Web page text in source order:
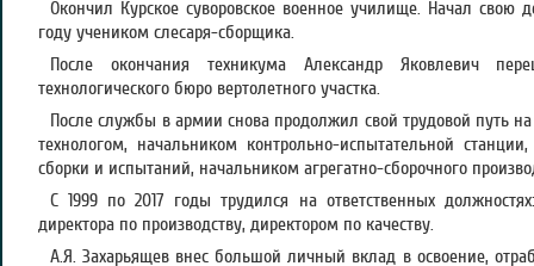
Окончил Курское суворовское военное училище. Начал свою
году учеником слесаря-сборщика.
После окончания техникума Александр Яковлевич
технологического бюро вертолетного участка.
После службы в армии снова продолжил свой трудовой путь
технологом, начальником контрольно-испытательной
сборки и испытаний, начальником агрегатно-сборочного
С 1999 по 2017 годы трудился на ответственных
директора по производству, директором по качеству.
А.Я. Захарьящев внес большой личный вклад в освоение,